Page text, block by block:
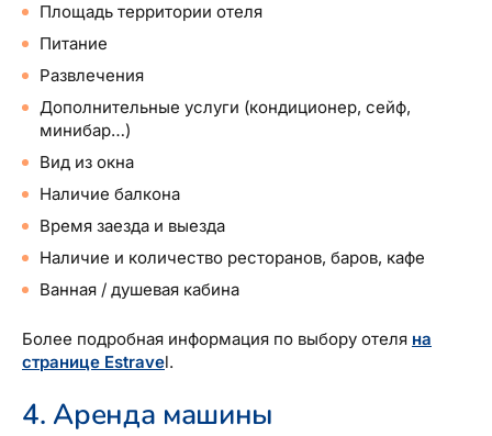
Площадь территории отеля
Питание
Развлечения
Дополнительные услуги (кондиционер, сейф,
минибар…)
Вид из окна
Наличие балкона
Время заезда и выезда
Наличие и количество ресторанов, баров, кафе
Ванная / душевая кабина
Более подробная информация по выбору отеля на
странице Estravel.
4. Аренда машины